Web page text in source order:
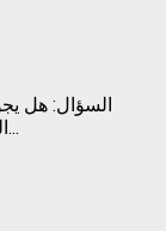
السؤال: هل
الصيف؟ الإجابة: بسم الله الرحمن الرحيم، الحمد...